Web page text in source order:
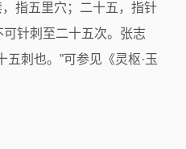
指五里穴；二十五，指针
针刺至二十五次。张志
刺也。”可参见《灵枢·玉